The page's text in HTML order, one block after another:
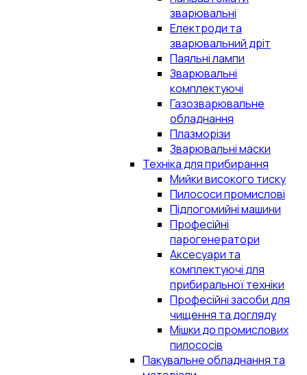
зварювальні
Електроди та
зварювальний дріт
Паяльні лампи
Зварювальні
комплектуючі
Газозварювальне
обладнання
Плазморізи
Зварювальні маски
Техніка для прибирання
Мийки високого тиску
Пилососи промислові
Підлогомийні машини
Професійні
парогенератори
Аксесуари та
комплектуючі для
прибиральної техніки
Професійні засоби для
чищення та догляду
Мішки до промислових
пилососів
Пакувальне обладнання та